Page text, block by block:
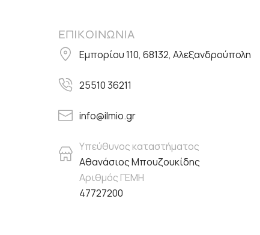
ΕΠΙΚΟΙΝΩΝΙΑ
Εμπορίου 110, 68132, Αλεξανδρούπολη
25510 36211
info@ilmio.gr
Υπεύθυνος καταστήματος
Αθανάσιος Μπουζουκίδης
Αριθμός ΓΕΜΗ
47727200